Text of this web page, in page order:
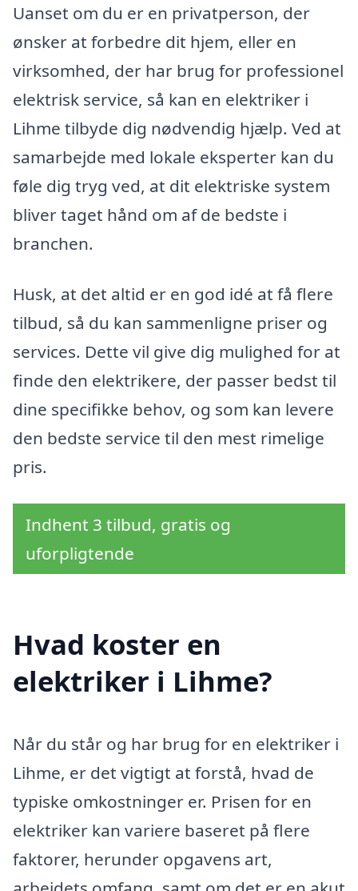
Uanset om du er en privatperson, der
ønsker at forbedre dit hjem, eller en
virksomhed, der har brug for professionel
elektrisk service, så kan en elektriker i
Lihme tilbyde dig nødvendig hjælp. Ved at
samarbejde med lokale eksperter kan du
føle dig tryg ved, at dit elektriske system
bliver taget hånd om af de bedste i
branchen.
Husk, at det altid er en god idé at få flere
tilbud, så du kan sammenligne priser og
services. Dette vil give dig mulighed for at
finde den elektrikere, der passer bedst til
dine specifikke behov, og som kan levere
den bedste service til den mest rimelige
pris.
Indhent 3 tilbud, gratis og
uforpligtende
Hvad koster en
elektriker i Lihme?
Når du står og har brug for en elektriker i
Lihme, er det vigtigt at forstå, hvad de
typiske omkostninger er. Prisen for en
elektriker kan variere baseret på flere
faktorer, herunder opgavens art,